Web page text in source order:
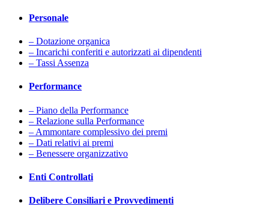
Personale
– Dotazione organica
– Incarichi conferiti e autorizzati ai dipendenti
– Tassi Assenza
Performance
– Piano della Performance
– Relazione sulla Performance
– Ammontare complessivo dei premi
– Dati relativi ai premi
– Benessere organizzativo
Enti Controllati
Delibere Consiliari e Provvedimenti